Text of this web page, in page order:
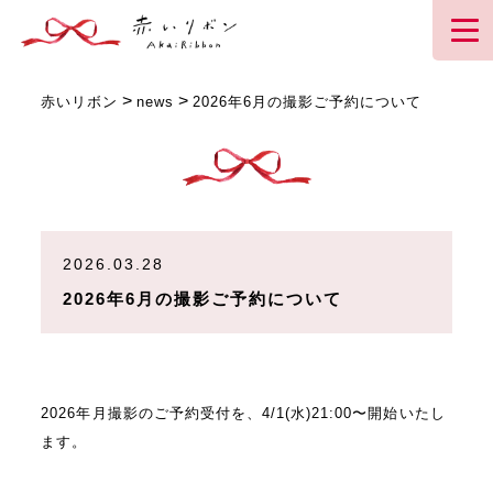
赤いリボン >news > 2026年6月の撮影ご予約について
2026.03.28
2026年6月の撮影ご予約について
2026年月撮影のご予約受付を、4/1(水)21:00〜開始いたし
ます。